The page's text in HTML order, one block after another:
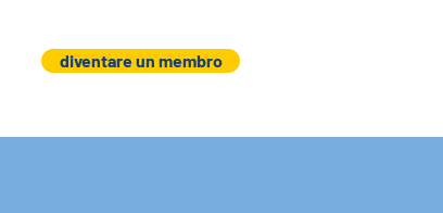
diventare un membro